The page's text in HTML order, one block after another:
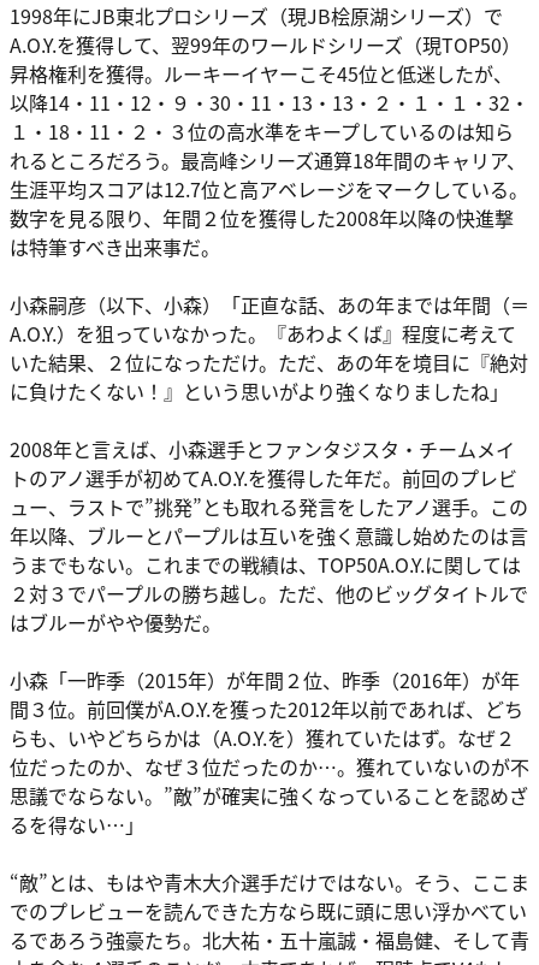
1998年にJB東北プロシリーズ（現JB桧原湖シリーズ）で
A.O.Y.を獲得して、翌99年のワールドシリーズ（現TOP50）
昇格権利を獲得。ルーキーイヤーこそ45位と低迷したが、
以降14・11・12・９・30・11・13・13・２・１・１・32・
１・18・11・２・３位の高水準をキープしているのは知ら
れるところだろう。最高峰シリーズ通算18年間のキャリア、
生涯平均スコアは12.7位と高アベレージをマークしている。
数字を見る限り、年間２位を獲得した2008年以降の快進撃
は特筆すべき出来事だ。
小森嗣彦 （以下、小森）「正直な話、あの年までは年間（＝
A.O.Y.）を狙っていなかった。『あわよくば』程度に考えて
いた結果、２位になっただけ。ただ、あの年を境目に『絶対
に負けたくない！』という思いがより強くなりましたね」
2008年と言えば、小森選手とファンタジスタ・チームメイ
トのアノ選手が初めてA.O.Y.を獲得した年だ。前回のプレビ
ュー、ラストで”挑発”とも取れる発言をしたアノ選手。この
年以降、ブルーとパープルは互いを強く意識し始めたのは言
うまでもない。これまでの戦績は、TOP50A.O.Y.に関しては
２対３でパープルの勝ち越し。ただ、他のビッグタイトルで
はブルーがやや優勢だ。
小森 「一昨季（2015年）が年間２位、昨季（2016年）が年
間３位。前回僕がA.O.Y.を獲った2012年以前であれば、どち
らも、いやどちらかは（A.O.Y.を）獲れていたはず。なぜ２
位だったのか、なぜ３位だったのか…。獲れていないのが不
思議でならない。”敵”が確実に強くなっていることを認めざ
るを得ない…」
“敵”とは、もはや青木大介選手だけではない。そう、ここま
でのプレビューを読んできた方なら既に頭に思い浮かべてい
るであろう強豪たち。北大祐・五十嵐誠・福島健、そして青